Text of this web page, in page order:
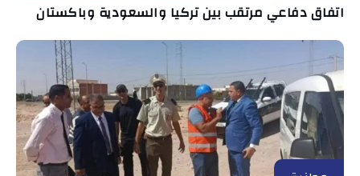
اتفاق دفاعي مرتقب بين تركيا والسعودية وباكستان